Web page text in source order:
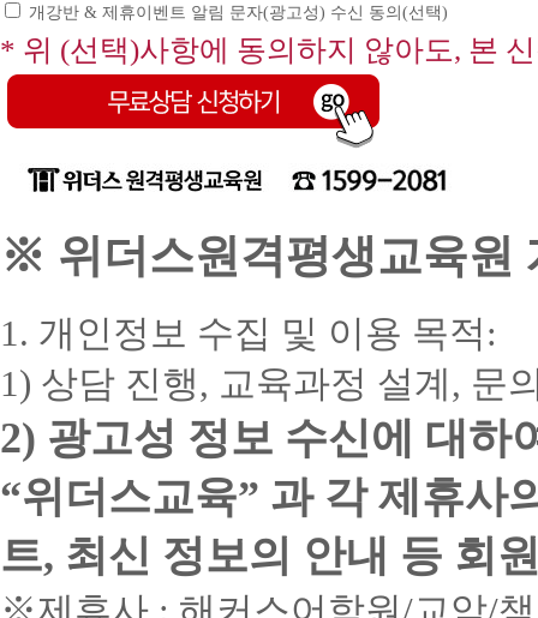
개강반 & 제휴이벤트 알림 문자(광고성) 수신 동의(선택)
* 위 (선택)사항에 동의하지 않아도, 본
※ 위더스원격평생교육원
1. 개인정보 수집 및 이용 목적:
1) 상담 진행, 교육과정 설계, 문
2) 광고성 정보 수신에 대하
“위더스교육” 과 각 제휴사
트, 최신 정보의 안내 등 회